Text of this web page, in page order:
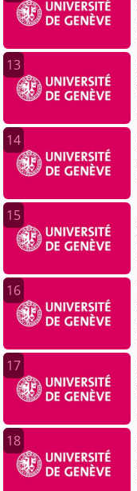
13
14
15
16
17
18